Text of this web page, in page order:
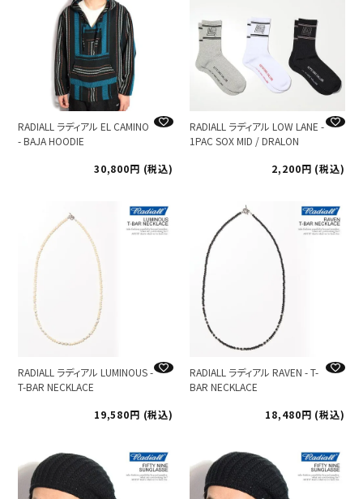
RADIALL ラディアル EL CAMINO
- BAJA HOODIE
30,800
税込
RADIALL ラディアル LOW LANE -
1PAC SOX MID / DRALON
2,200
税込
RADIALL ラディアル LUMINOUS -
T-BAR NECKLACE
19,580
税込
RADIALL ラディアル RAVEN - T-
BAR NECKLACE
18,480
税込